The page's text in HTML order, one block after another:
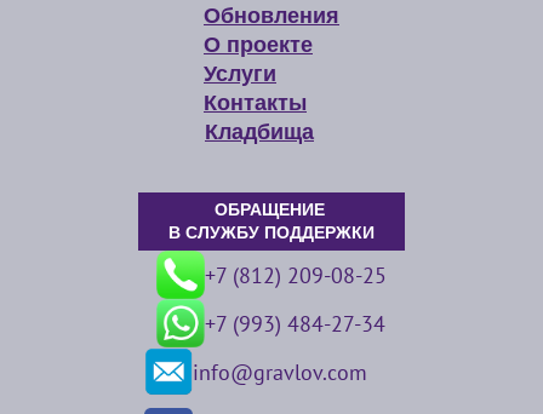
Обновления
О проекте
Услуги
Контакты
Кладбища
ОБРАЩЕНИЕ
В СЛУЖБУ ПОДДЕРЖКИ
+7 (812) 209-08-25
+7 (993) 484-27-34
info@gravlov.com